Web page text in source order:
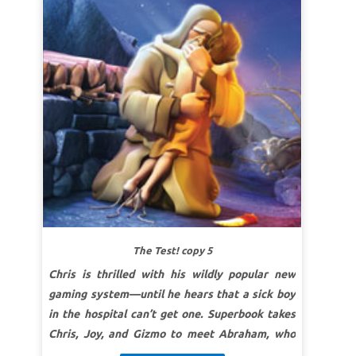
(BW)
się, że najtrudniejsze wybory mogą przynieść
największą radość!
LEKCJA 1: RELACJA Z BOGIEM
SuperPrawda:Będę posłuszny Bogu i zaufam
Jego obietnicom.
SuperWerset:Jam jest Bóg Wszechmogący,
trwaj w społeczności ze mną i bądź doskonały!
Ustanowię bowiem przymierze między mną a
tobą i dam ci bardzo liczne potomstwo. I Ks.
Mojżeszowa (Rodzaju) 17:1b–2 (BW)
Będę posłuszny Bogu, nawet jeśli
jest to trudne.
SuperWerset:
I rzekł: Nie podnoś ręki na
chłopca i nie czyń mu nic, bo teraz wiem, że
The Test! copy 5
Chris is thrilled with his wildly popular new
gaming system—until he hears that a sick boy
in the hospital can’t get one. Superbook takes
Chris, Joy, and Gizmo to meet Abraham, who